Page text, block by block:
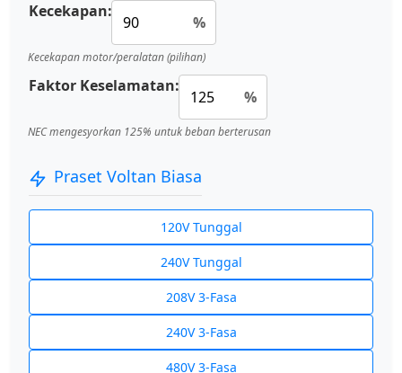
Kecekapan:
%
Kecekapan motor/peralatan (pilihan)
Faktor Keselamatan:
%
NEC mengesyorkan 125% untuk beban berterusan
Praset Voltan Biasa
120V Tunggal
240V Tunggal
208V 3-Fasa
240V 3-Fasa
480V 3-Fasa